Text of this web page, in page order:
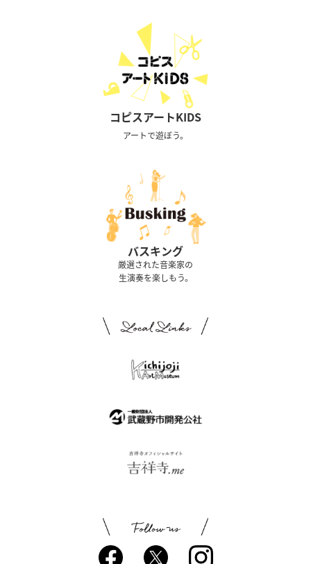
コピスアートKIDS
アートで遊ぼう。
バスキング
厳選された音楽家の
生演奏を楽しもう。